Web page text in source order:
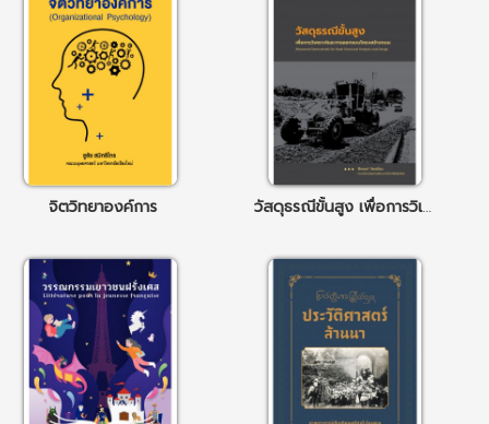
จิตวิทยาองค์การ วัสดุธรณีขั้นสูง เพื่อการวิเคราะห์และการออกแบบโครงสร้างถนน